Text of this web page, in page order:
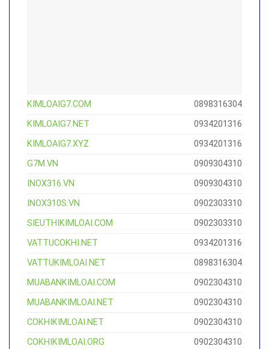
KIMLOAIG7.COM
0898316304
KIMLOAIG7.NET
0934201316
KIMLOAIG7.XYZ
0934201316
G7M.VN
0909304310
INOX316.VN
0909304310
INOX310S.VN
0902303310
SIEUTHIKIMLOAI.COM
0902303310
VATTUCOKHI.NET
0934201316
VATTUKIMLOAI.NET
0898316304
MUABANKIMLOAI.COM
0902304310
MUABANKIMLOAI.NET
0902304310
COKHIKIMLOAI.NET
0902304310
COKHIKIMLOAI.ORG
0902304310